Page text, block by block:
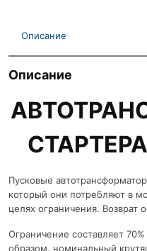
Описание
Описание
Пусковые
который они потребляют в
целях ограничения. Возврат
Ограничение составляет
образом, номинальный